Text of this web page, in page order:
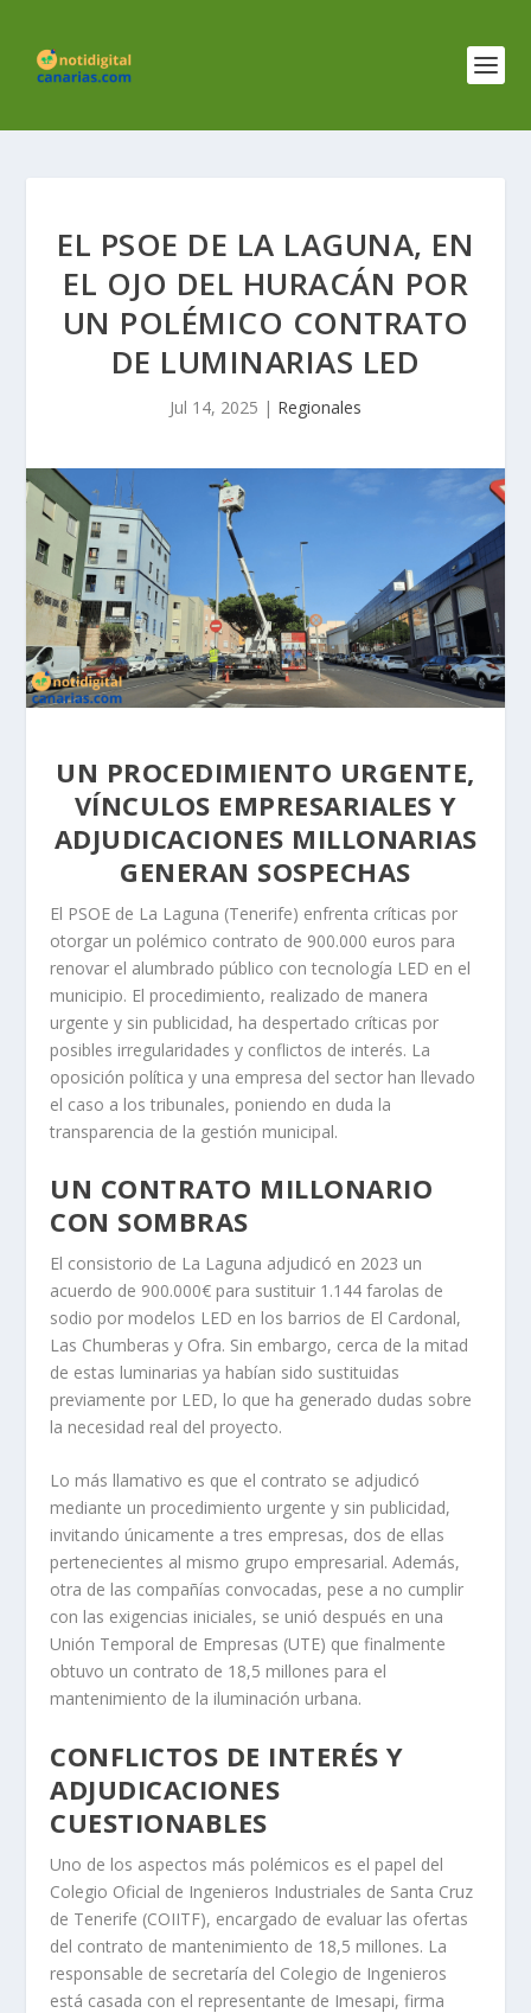
EL PSOE DE LA LAGUNA, EN
EL OJO DEL HURACÁN POR
UN POLÉMICO CONTRATO
DE LUMINARIAS LED
Jul 14, 2025 | Regionales
UN PROCEDIMIENTO URGENTE,
VÍNCULOS EMPRESARIALES Y
ADJUDICACIONES MILLONARIAS
GENERAN SOSPECHAS
El PSOE de La Laguna (Tenerife) enfrenta críticas por
otorgar un polémico contrato de 900.000 euros para
renovar el alumbrado público con tecnología LED en el
municipio. El procedimiento, realizado de manera
urgente y sin publicidad, ha despertado críticas por
posibles irregularidades y conflictos de interés. La
oposición política y una empresa del sector han llevado
el caso a los tribunales, poniendo en duda la
transparencia de la gestión municipal.
UN CONTRATO MILLONARIO
CON SOMBRAS
El consistorio de La Laguna adjudicó en 2023 un
acuerdo de 900.000€ para sustituir 1.144 farolas de
sodio por modelos LED en los barrios de El Cardonal,
Las Chumberas y Ofra. Sin embargo, cerca de la mitad
de estas luminarias ya habían sido sustituidas
previamente por LED, lo que ha generado dudas sobre
la necesidad real del proyecto.
Lo más llamativo es que el contrato se adjudicó
mediante un procedimiento urgente y sin publicidad,
invitando únicamente a tres empresas, dos de ellas
pertenecientes al mismo grupo empresarial. Además,
otra de las compañías convocadas, pese a no cumplir
con las exigencias iniciales, se unió después en una
Unión Temporal de Empresas (UTE) que finalmente
obtuvo un contrato de 18,5 millones para el
mantenimiento de la iluminación urbana.
CONFLICTOS DE INTERÉS Y
ADJUDICACIONES
CUESTIONABLES
Uno de los aspectos más polémicos es el papel del
Colegio Oficial de Ingenieros Industriales de Santa Cruz
de Tenerife (COIITF), encargado de evaluar las ofertas
del contrato de mantenimiento de 18,5 millones. La
responsable de secretaría del Colegio de Ingenieros
está casada con el representante de Imesapi, firma